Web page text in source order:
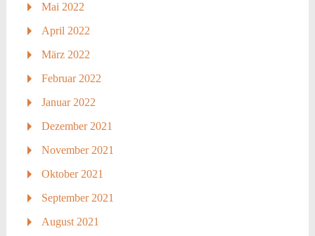
Mai 2022
April 2022
März 2022
Februar 2022
Januar 2022
Dezember 2021
November 2021
Oktober 2021
September 2021
August 2021